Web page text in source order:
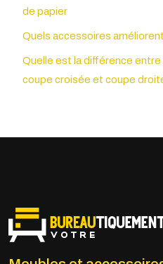
de papier
Quels accessoires
Quelle est la différence
coupe croisée et coupe